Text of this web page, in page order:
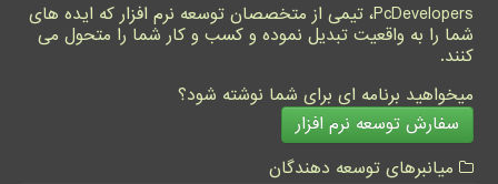
PcDevelopers، تیمی از متخصصان توسعه نرم افزار که ایده های
شما را به واقعیت تبدیل نموده و کسب و کار شما را متحول می
کنند.
میخواهید برنامه ای برای شما نوشته شود؟
سفارش توسعه نرم افزار
میانبرهای توسعه دهندگان